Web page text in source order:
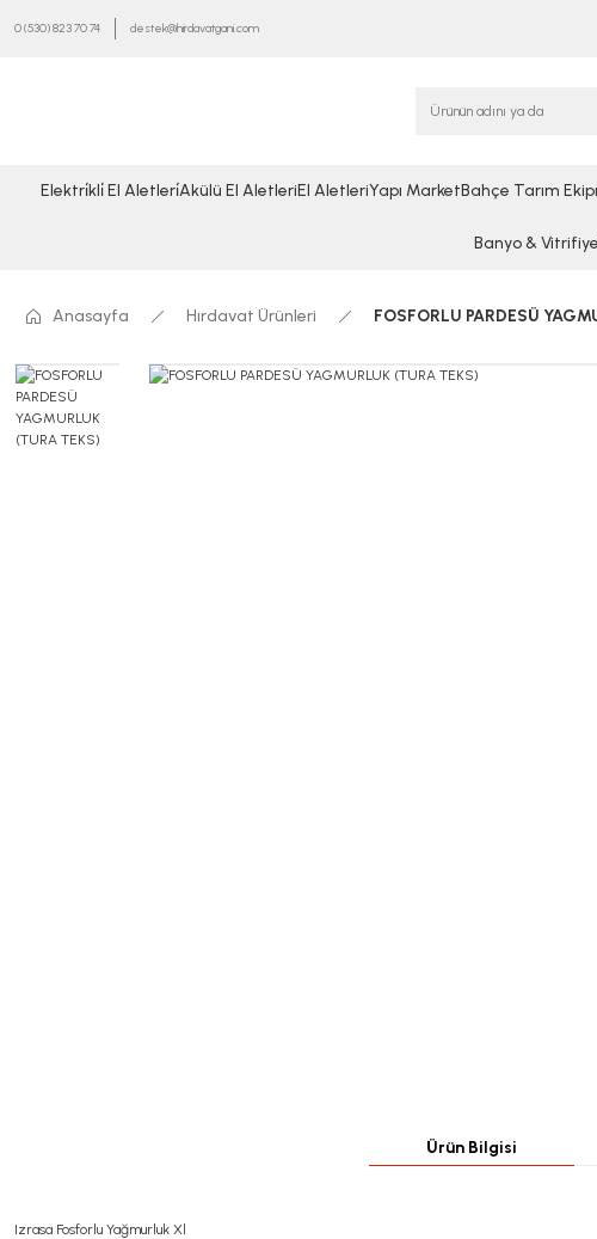
0 (530) 823 70 74 destek@hirdavatgani.com
Elektri̇kli̇ El Aletleri̇Akülü El AletleriEl AletleriYapı MarketBahçe Tarım
Banyo & Vitrifiye
Anasayfa Hırdavat Ürünleri FOSFORLU PARDESÜ
Ürün Bilgisi
Izrasa Fosforlu Yağmurluk Xl